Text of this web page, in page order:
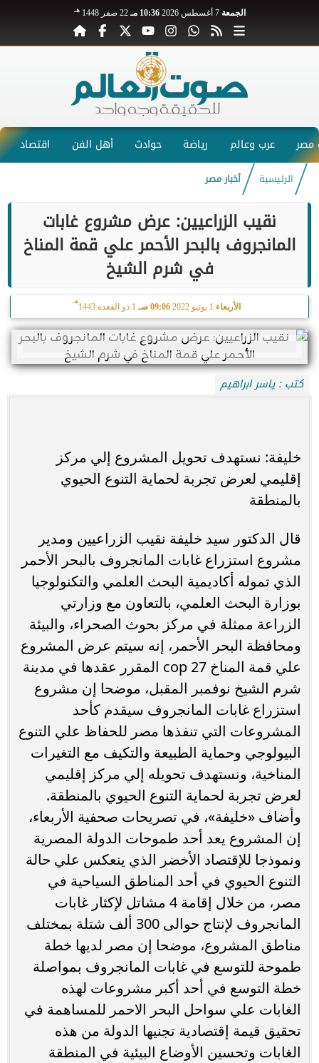
الجمعة 7 أغسطس 2026 10:36 مـ 22 صفر 1448 هـ
عرب وعالم رياضة حوادث أهل الفن اقتصاد
الرئيسية أخبار مصر
نقيب الزراعيين: عرض مشروع غابات
المانجروف بالبحر الأحمر علي قمة المناخ
في شرم الشيخ
الأربعاء 09:06 صـ 1 ذو القعدة 1443
هـ
كتب : ياسر ابراهيم
خليفة: نستهدف تحويل المشروع إلي مركز
إقليمي لعرض تجربة لحماية التنوع الحيوي
بالمنطقة
قال الدكتور سيد خليفة نقيب الزراعيين ومدير
مشروع استزراع غابات المانجروف بالبحر الأحمر
الذي تموله أكاديمية البحث العلمي والتكنولوجيا
بوزارة البحث العلمي، بالتعاون مع وزارتي
الزراعة ممثلة في مركز بحوث الصحراء، والبيئة
ومحافظة البحر الأحمر، إنه سيتم عرض المشروع
علي قمة المناخ cop 27 المقرر عقدها في مدينة
شرم الشيخ نوفمبر المقبل، موضحا إن مشروع
استزراع غابات المانجروف سيقدم كأحد
المشروعات التي تنفذها مصر للحفاظ علي التنوع
البيولوجي وحماية الطبيعة والتكيف مع التغيرات
المناخية، ونستهدف تحويله إلي مركز إقليمي
لعرض تجربة لحماية التنوع الحيوي بالمنطقة.
وأضاف «خليفة»، في تصريحات صحفية الأربعاء،
إن المشروع يعد أحد طموحات الدولة المصرية
ونموذجا للإقتصاد الأخضر الذي ينعكس علي حالة
التنوع الحيوي في أحد المناطق السياحية في
مصر، من خلال إقامة 4 مشاتل لإكثار غابات
المانجروف لإنتاج حوالى 300 ألف شتلة بمختلف
مناطق المشروع، موضحا إن مصر لديها خطة
طموحة للتوسع في غابات المانجروف بمواصلة
خطة التوسع في أحد أكبر مشروعات لهذه
الغابات علي سواحل البحر الاحمر للمساهمة في
تحقيق قيمة إقتصادية تجنيها الدولة من هذه
الغابات وتحسين الأوضاع البيئية في المنطقة